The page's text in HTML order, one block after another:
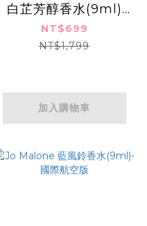
白芷芳醇香水(9ml)
黑瓶-國際航空版
NT$699
NT$1,799
加入購物車